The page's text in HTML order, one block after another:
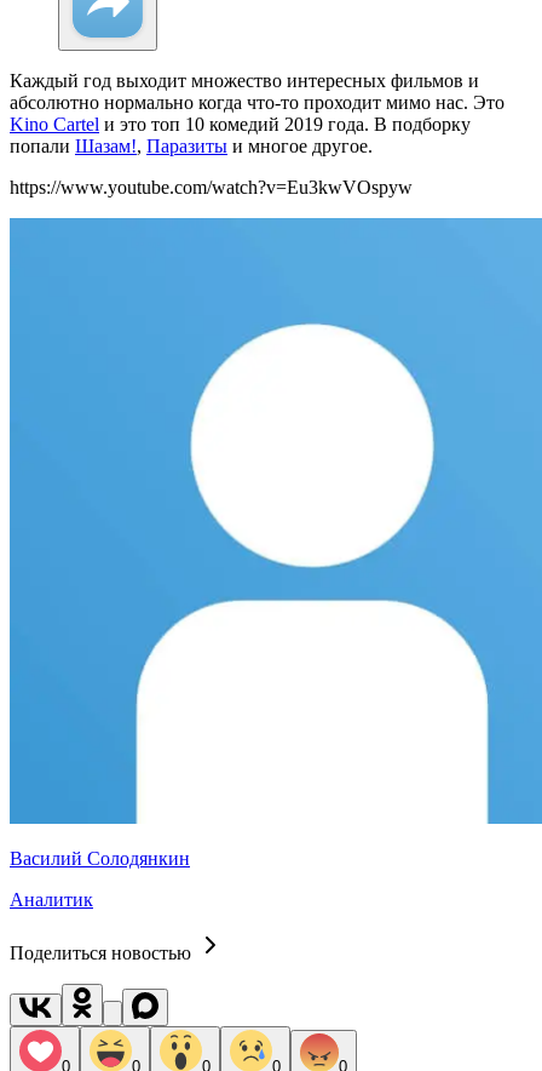
Каждый год выходит множество интересных фильмов и
абсолютно нормально когда что-то проходит мимо нас. Это
Kino Cartel и это топ 10 комедий 2019 года. В подборку
попали Шазам!, Паразиты и многое другое.
https://www.youtube.com/watch?v=Eu3kwVOspyw
Василий Солодянкин
Аналитик
Поделиться новостью
0 0 0 0 0